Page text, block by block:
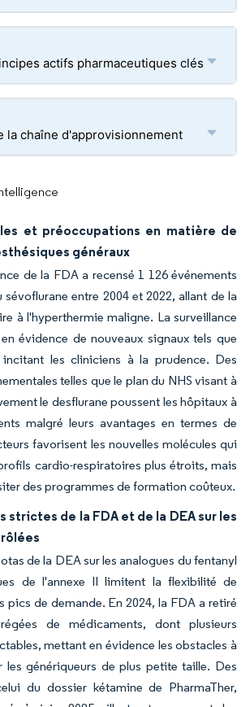
actifs pharmaceutiques clés
la chaîne d'approvisionnement
et préoccupations en matière de
généraux
de la FDA a recensé 1 126 événements
sévoflurane entre 2004 et 2022, allant de la
à l'hyperthermie maligne. La surveillance
évidence de nouveaux signaux tels que
incitant les cliniciens à la prudence. Des
telles que le plan du NHS visant à
le desflurane poussent les hôpitaux à
malgré leurs avantages en termes de
favorisent les nouvelles molécules qui
cardio-respiratoires plus étroits, mais
des programmes de formation coûteux.
strictes de la FDA et de la DEA sur les
de la DEA sur les analogues du fentanyl
de l'annexe II limitent la flexibilité de
pics de demande. En 2024, la FDA a retiré
de médicaments, dont plusieurs
mettant en évidence les obstacles à
génériqueurs de plus petite taille. Des
du dossier kétamine de PharmaTher,